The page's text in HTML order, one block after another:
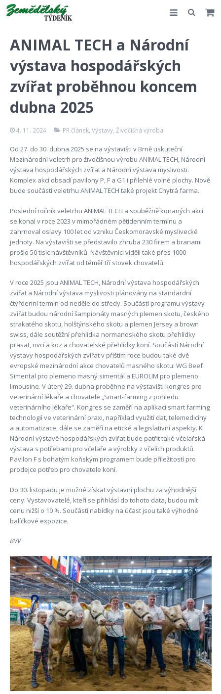
Akce
E-shop
ANIMAL TECH a Národní
výstava hospodářských
zvířat proběhnou koncem
dubna 2025
4. 11. 2024 PR článek, Výstavy, Živočišná výroba
Od 27. do 30. dubna 2025 se na výstavišti v Brně uskuteční
Mezinárodní veletrh pro živočišnou výrobu ANIMAL TECH, Národní
výstava hospodářských zvířat a Národní výstava myslivosti.
Komplex akcí obsadí pavilony P, F a G1 i přilehlé volné plochy. Nově
bude součástí veletrhu ANIMAL TECH také projekt Chytrá farma.
Poslední ročník veletrhu ANIMAL TECH a souběžně konaných akcí
se konal v roce 2023 v mimořádném pětidenním termínu a
zahrnoval oslavy 100 let od vzniku Českomoravské myslivecké
jednoty. Na výstavišti se představilo zhruba 230 firem a branami
prošlo 50 tisíc návštěvníků. Návštěvníci viděli také přes 1000
hospodářských zvířat od téměř tří stovek chovatelů.
V roce 2025 jsou ANIMAL TECH, Národní výstava hospodářských
zvířat a Národní výstava myslivosti plánovány na standardní
čtyřdenní termín od neděle do středy. Součástí programu výstavy
zvířat budou národní šampionáty masných plemen skotu, českého
strakatého skotu, holštýnského skotu a plemen Jersey a brown
swiss, dále soutěžní přehlídka normandského skotu přehlídky
prasat, ovcí a koz a chovatelské přehlídky koní. Součástí Národní
výstavy hospodářských zvířat v příštím roce budou také dvě
evropské mezinárodní akce chovatelů masného skotu: WG Beef
Simental pro plemeno masný simentál a EUROLIM pro plemeno
limousine. V úterý 29. dubna proběhne na výstavišti kongres pro
veterinární lékaře a chovatele „Smart-farming z pohledu
veterinárního lékaře“. Kongres se zaměří na aplikaci smart farming
technologií ve veterinární praxi, například využití dat, telemedicíny
a automatizace, dále se zaměří na etické a legislativní aspekty. K
Národní výstavě hospodářských zvířat bude patřit také včelařská
výstava s potřebami pro včelaře a výrobky z včelích produktů.
Pavilon F s bohatým koňským programem bude příležitostí pro
prodejce potřeb pro chovatele koní.
Do 30. listopadu je možné získat výstavní plochu za výhodnější
ceny. Vystavovatelé, kteří se přihlásí do tohoto data, budou mít
cenu nižší o 10 %. Součástí nabídky na účast jsou také výhodné
balíčkové expozice.
BVV